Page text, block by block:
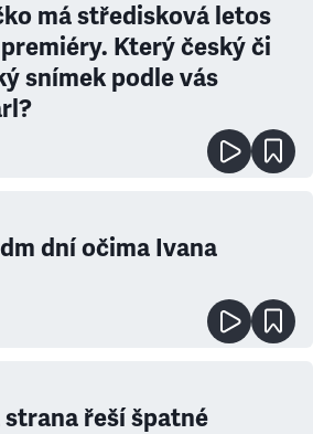
má středisková letos
Který český či
snímek podle vás
dní očima Ivana
řeší špatné